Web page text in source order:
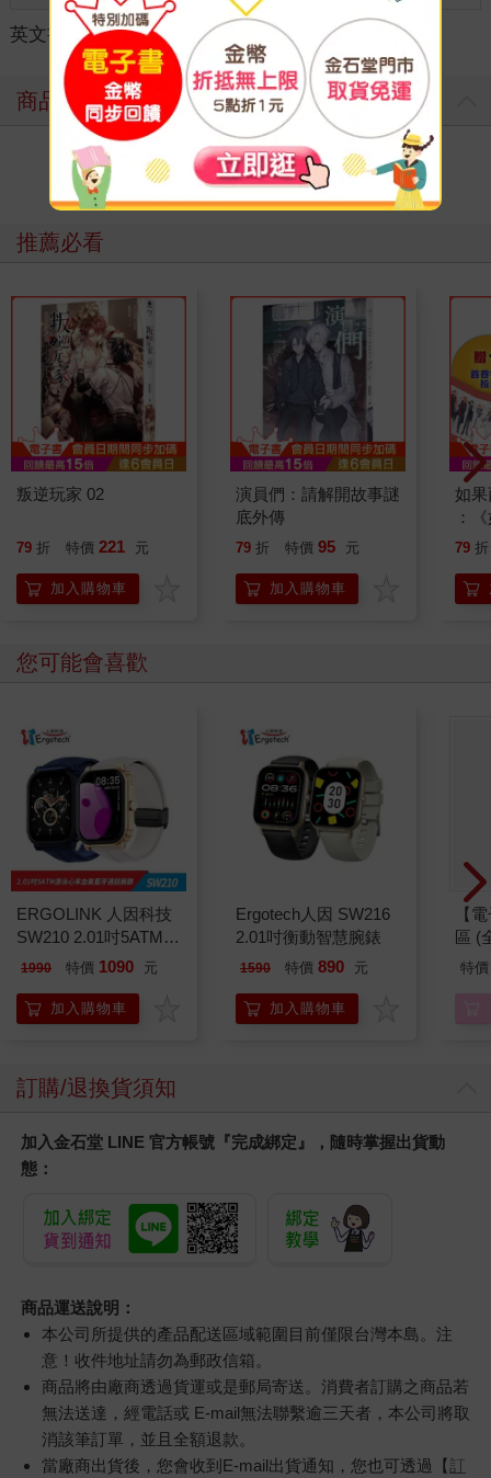
英文書 ＞ 人文社科 ＞ 史地傳記 ＞ 各國歷史
商品評價
寫評價
推薦必看
叛逆玩家 02
79 折 特價 221 元
加入購物車
演員們：請解開故事謎
底外傳
79 折 特價 95 元
加入購物車
如
：
喵
79 折
您可能會喜歡
ERGOLINK 人因科技
SW210 2.01吋5ATM游
泳心率血氧藍牙通話腕
1990 特價 1090 元
加入購物車
Ergotech人因 SW216
2.01吋衡動智慧腕錶
1590 特價 890 元
加入購物車
【
區 (
特價
訂購/退換貨須知
加入金石堂 LINE 官方帳號『完成綁定』，隨時掌握出貨動
態：
商品運送說明：
本公司所提供的產品配送區域範圍目前僅限台灣本島。注
意！收件地址請勿為郵政信箱。
商品將由廠商透過貨運或是郵局寄送。消費者訂購之商品若
無法送達，經電話或 E-mail無法聯繫逾三天者，本公司將取
消該筆訂單，並且全額退款。
當廠商出貨後，您會收到E-mail出貨通知，您也可透過【訂